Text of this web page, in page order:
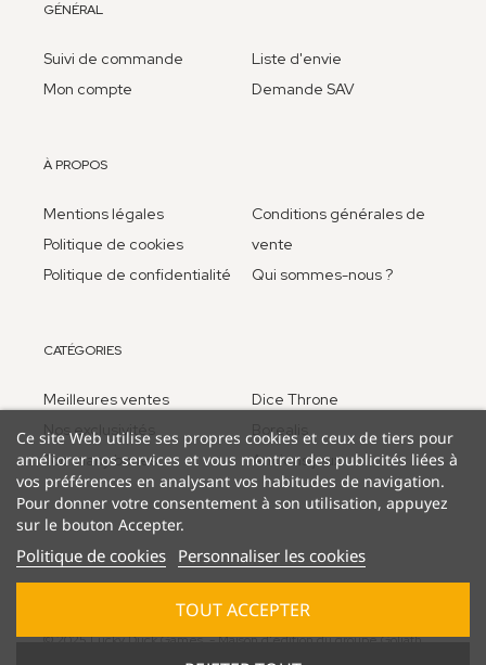
GÉNÉRAL
Suivi de commande
Mon compte
Liste d'envie
Demande SAV
À PROPOS
Mentions légales
Politique de cookies
Politique de confidentialité
Conditions générales de
vente
Qui sommes-nous ?
CATÉGORIES
Meilleures ventes
Nos exclusivités
Too many bones
Dice Throne
Borealis
Anciens jeux
© 2025 Lucky Duck Games - Maison d'édition du groupe Goliath
Ce site Web utilise ses propres cookies et ceux de tiers pour
améliorer nos services et vous montrer des publicités liées à
vos préférences en analysant vos habitudes de navigation.
Pour donner votre consentement à son utilisation, appuyez
sur le bouton Accepter.
Politique de cookies Personnaliser les cookies
TOUT ACCEPTER